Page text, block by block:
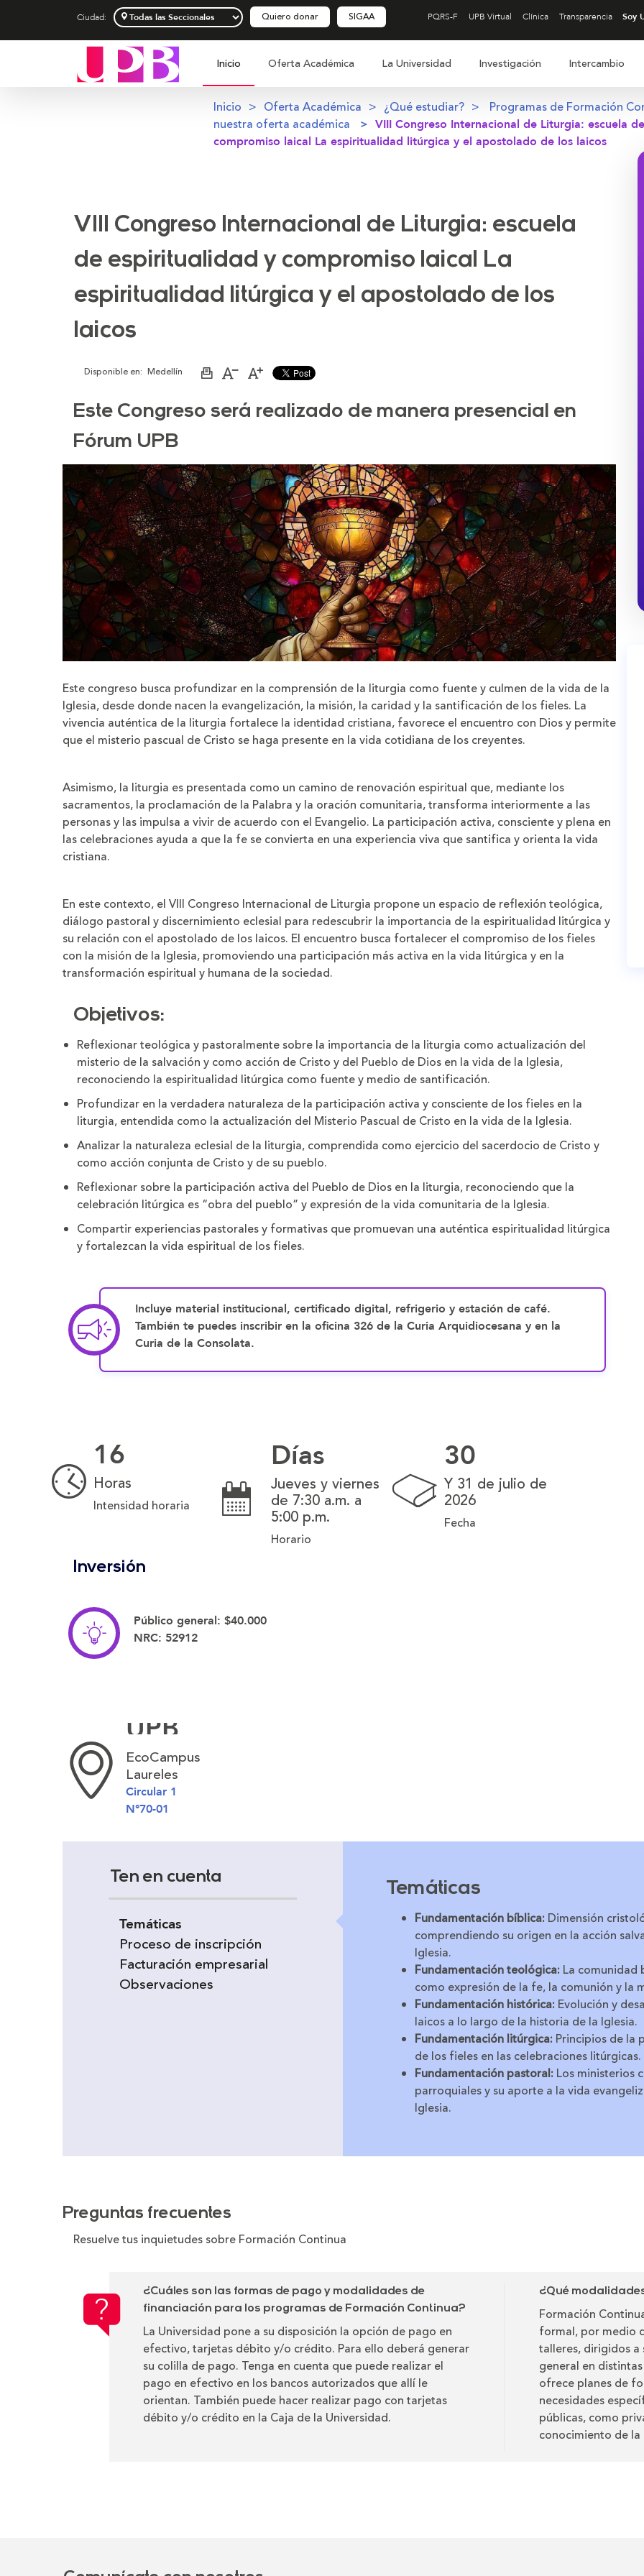
Ciudad: Quiero donar SIGAA PQRS-F UPB Virtual Clínica Transparencia
Inicio Oferta Académica La Universidad Investigación Intercambio
Inicio Oferta Académica ¿Qué estudiar? Programas de Formación
nuestra oferta académica
VIII Congreso Internacional de Liturgia: escuela
compromiso laical La espiritualidad litúrgica y el apostolado de los laicos
VIII Congreso Internacional de Liturgia: escuela
de espiritualidad y compromiso laical La
espiritualidad litúrgica y el apostolado de los
laicos
Disponible en: Medellín
ImprimirAumentar
de
la
Disminuir
de
la
Este Congreso será realizado de manera presencial en
Fórum UPB
Este congreso busca profundizar en la comprensión de la liturgia como fuente y culmen de la vida de la
Iglesia, desde donde nacen la evangelización, la misión, la caridad y la santificación de los fieles. La
vivencia auténtica de la liturgia fortalece la identidad cristiana, favorece el encuentro con Dios y permite
que el misterio pascual de Cristo se haga presente en la vida cotidiana de los creyentes.
Asimismo, la liturgia es presentada como un camino de renovación espiritual que, mediante los
sacramentos, la proclamación de la Palabra y la oración comunitaria, transforma interiormente a las
personas y las impulsa a vivir de acuerdo con el Evangelio. La participación activa, consciente y plena en
las celebraciones ayuda a que la fe se convierta en una experiencia viva que santifica y orienta la vida
cristiana.
En este contexto, el VIII Congreso Internacional de Liturgia propone un espacio de reflexión teológica,
diálogo pastoral y discernimiento eclesial para redescubrir la importancia de la espiritualidad litúrgica y
su relación con el apostolado de los laicos. El encuentro busca fortalecer el compromiso de los fieles
con la misión de la Iglesia, promoviendo una participación más activa en la vida litúrgica y en la
transformación espiritual y humana de la sociedad.
Objetivos:
Reflexionar teológica y pastoralmente sobre la importancia de la liturgia como actualización del
misterio de la salvación y como acción de Cristo y del Pueblo de Dios en la vida de la Iglesia,
reconociendo la espiritualidad litúrgica como fuente y medio de santificación.
Profundizar en la verdadera naturaleza de la participación activa y consciente de los fieles en la
liturgia, entendida como la actualización del Misterio Pascual de Cristo en la vida de la Iglesia.
Analizar la naturaleza eclesial de la liturgia, comprendida como ejercicio del sacerdocio de Cristo y
como acción conjunta de Cristo y de su pueblo.
Reflexionar sobre la participación activa del Pueblo de Dios en la liturgia, reconociendo que la
celebración litúrgica es “obra del pueblo” y expresión de la vida comunitaria de la Iglesia.
Compartir experiencias pastorales y formativas que promuevan una auténtica espiritualidad litúrgica
y fortalezcan la vida espiritual de los fieles.
Incluye material institucional, certificado digital, refrigerio y estación de café.
También te puedes inscribir en la oficina 326 de la Curia Arquidiocesana y en la
Curia de la Consolata.
16
Horas
Intensidad horaria
Días
Jueves y viernes
de 7:30 a.m. a
5:00 p.m.
Horario
30
Y 31 de julio de
2026
Fecha
Inversión
Público general: $40.000
NRC: 52912
UPB
EcoCampus
Laureles
Circular 1
N°70-01
Ten en cuenta
Temáticas
Proceso de inscripción
Facturación empresarial
Observaciones
Temáticas
Fundamentación bíblica: Dimensión
comprendiendo su origen en la acción
Iglesia.
Fundamentación teológica: La comunidad
como expresión de la fe, la comunión y la
Fundamentación histórica: Evolución y
laicos a lo largo de la historia de la Iglesia.
Fundamentación litúrgica: Principios de la
de los fieles en las celebraciones litúrgicas.
Fundamentación pastoral: Los ministerios
parroquiales y su aporte a la vida
Iglesia.
Preguntas frecuentes
Resuelve tus inquietudes sobre Formación Continua
¿Cuáles son las formas de pago y modalidades de
financiación para los programas de Formación Continua?
La Universidad pone a su disposición la opción de pago en
efectivo, tarjetas débito y/o crédito. Para ello deberá generar
su colilla de pago. Tenga en cuenta que puede realizar el
pago en efectivo en los bancos autorizados que allí le
orientan. También puede hacer realizar pago con tarjetas
débito y/o crédito en la Caja de la Universidad.
¿Qué
Formación
formal, por medio
talleres, dirigidos a
general en
ofrece planes de
necesidades
públicas, como
conocimiento de la